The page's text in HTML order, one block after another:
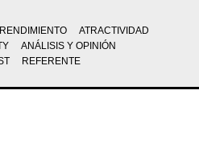
ATRACTIVIDAD
ANÁLISIS Y OPINIÓN
REFERENTE